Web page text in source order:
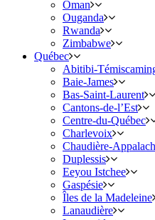
Oman
Ouganda
Rwanda
Zimbabwe
Québec
Abitibi-
Baie-James
Bas-Saint-Laurent
Cantons-de-l’Est
Centre-du-Québec
Charlevoix
Chaudière-
Duplessis
Eeyou Istchee
Gaspésie
Îles de la Madeleine
Lanaudière